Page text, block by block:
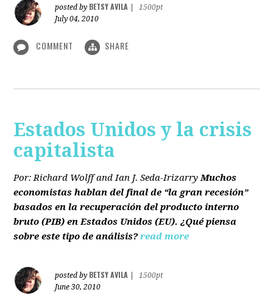
posted by BETSY AVILA
1500pt
July 04, 2010
COMMENT SHARE
Estados Unidos y la crisis
capitalista
Por: Richard Wolff and Ian J. Seda-Irizarry Muchos
economistas hablan del final de “la gran recesión”
basados en la recuperación del producto interno
bruto(PIB)en Estados Unidos(EU). ¿Qué piensa
sobre este tipo de análisis? read more
posted by BETSY AVILA
1500pt
June 30, 2010